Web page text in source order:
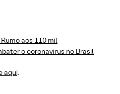
aos 110 mil
o coronavirus no Brasil
aqui.